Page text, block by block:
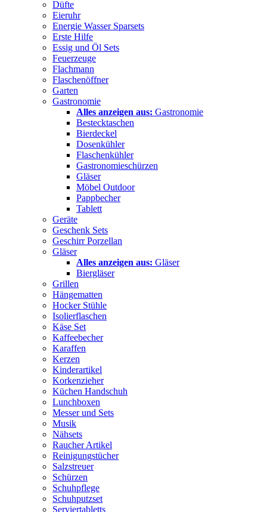
Düfte
Eieruhr
Energie Wasser Sparsets
Erste Hilfe
Essig und Öl Sets
Feuerzeuge
Flachmann
Flaschenöffner
Garten
Gastronomie
Alles anzeigen aus: Gastronomie
Bestecktaschen
Bierdeckel
Dosenkühler
Flaschenkühler
Gastronomieschürzen
Gläser
Möbel Outdoor
Pappbecher
Tablett
Geräte
Geschenk Sets
Geschirr Porzellan
Gläser
Alles anzeigen aus: Gläser
Biergläser
Grillen
Hängematten
Hocker Stühle
Isolierflaschen
Käse Set
Kaffeebecher
Karaffen
Kerzen
Kinderartikel
Korkenzieher
Küchen Handschuh
Lunchboxen
Messer und Sets
Musik
Nähsets
Raucher Artikel
Reinigungstücher
Salzstreuer
Schürzen
Schuhpflege
Schuhputzset
Serviertabletts